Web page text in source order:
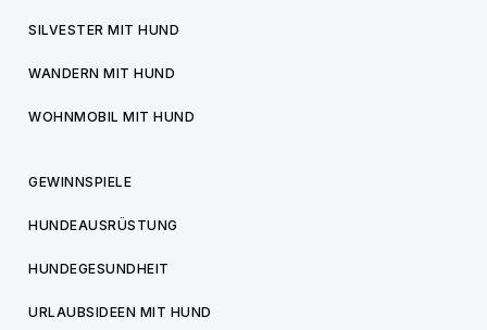
SILVESTER MIT HUND
WANDERN MIT HUND
WOHNMOBIL MIT HUND
GEWINNSPIELE
HUNDEAUSRÜSTUNG
HUNDEGESUNDHEIT
URLAUBSIDEEN MIT HUND